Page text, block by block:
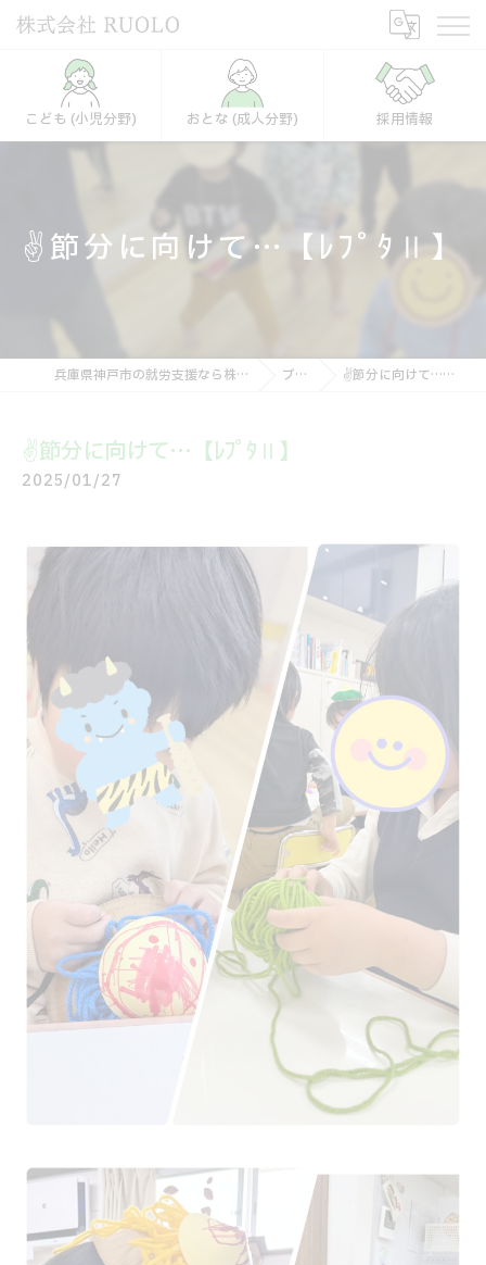
こども (小児分野) おとな (成人分野) 採用情報
✌️節分に向けて…【ﾚﾌﾟﾀⅡ】
兵庫県神戸市の就労支援なら株式会社RUOLO ブログ ✌️節分に向けて…【ﾚﾌﾟﾀⅡ】
✌️節分に向けて…【ﾚﾌﾟﾀⅡ】
2025/01/27